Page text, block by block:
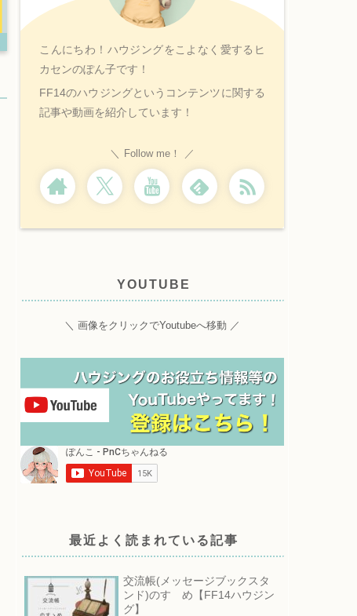
こんにちわ！ハウジングをこよなく愛するヒ
カセンのぽん子です！
FF14のハウジングというコンテンツに関する
記事や動画を紹介しています！
Follow me！
YOUTUBE
＼ 画像をクリックでYoutubeへ移動 ／
最近よく読まれている記事
交流帳(メッセージブックスタ
ンド)のすゝめ【FF14ハウジン
グ】